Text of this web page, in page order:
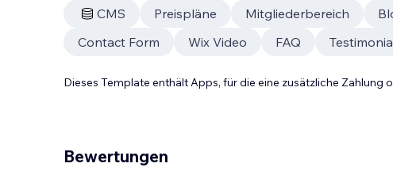
CMS Preispläne Mitgliederbereich
Contact Form
Wix Video FAQ
Dieses Template enthält Apps, für die eine zusätzliche
Bewertungen